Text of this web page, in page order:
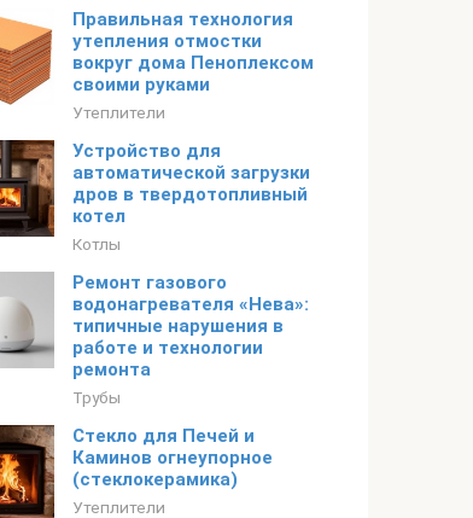
Правильная технология
утепления отмостки
вокруг дома Пеноплексом
своими руками
Утеплители
Устройство для
автоматической загрузки
дров в твердотопливный
котел
Котлы
Ремонт газового
водонагревателя «Нева»:
типичные нарушения в
работе и технологии
ремонта
Трубы
Стекло для Печей и
Каминов огнеупорное
(стеклокерамика)
Утеплители